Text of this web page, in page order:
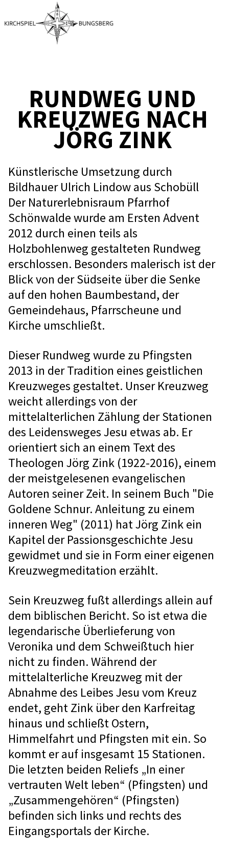
RUNDWEG UND
KREUZWEG NACH
JÖRG ZINK
Künstlerische Umsetzung durch
Bildhauer Ulrich Lindow aus Schobüll
Der Naturerlebnisraum Pfarrhof
Schönwalde wurde am Ersten Advent
2012 durch einen teils als
Holzbohlenweg gestalteten Rundweg
erschlossen. Besonders malerisch ist der
Blick von der Südseite über die Senke
auf den hohen Baumbestand, der
Gemeindehaus, Pfarrscheune und
Kirche umschließt.
Dieser Rundweg wurde zu Pfingsten
2013 in der Tradition eines geistlichen
Kreuzweges gestaltet. Unser Kreuzweg
weicht allerdings von der
mittelalterlichen Zählung der Stationen
des Leidensweges Jesu etwas ab. Er
orientiert sich an einem Text des
Theologen Jörg Zink (1922-2016), einem
der meistgelesenen evangelischen
Autoren seiner Zeit. In seinem Buch "Die
Goldene Schnur. Anleitung zu einem
inneren Weg" (2011) hat Jörg Zink ein
Kapitel der Passionsgeschichte Jesu
gewidmet und sie in Form einer eigenen
Kreuzwegmeditation erzählt.
Sein Kreuzweg fußt allerdings allein auf
dem biblischen Bericht. So ist etwa die
legendarische Überlieferung von
Veronika und dem Schweißtuch hier
nicht zu finden. Während der
mittelalterliche Kreuzweg mit der
Abnahme des Leibes Jesu vom Kreuz
endet, geht Zink über den Karfreitag
hinaus und schließt Ostern,
Himmelfahrt und Pfingsten mit ein. So
kommt er auf insgesamt 15 Stationen.
Die letzten beiden Reliefs „In einer
vertrauten Welt leben“ (Pfingsten) und
„Zusammengehören“ (Pfingsten)
befinden sich links und rechts des
Eingangsportals der Kirche.